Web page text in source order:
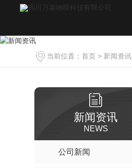
网站首页
当前位置： 首页 > 新闻资讯
新闻资讯
NEWS
公司新闻